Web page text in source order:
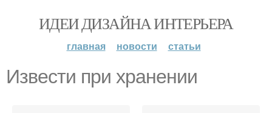
ИДЕИ ДИЗАЙНА ИНТЕРЬЕРА
главная новости статьи
Извести при хранении